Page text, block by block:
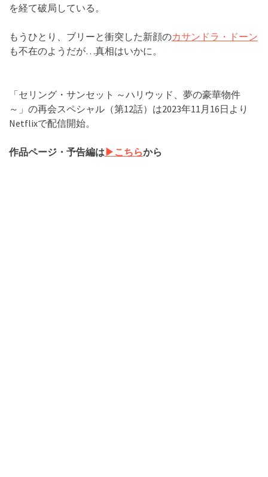
を経て破局している。
もうひとり、ブリーと衝突した新顔のカサンドラ・ドーン
も不在のようだが…真相はいかに。
「セリング・サンセット ～ハリウッド、夢の豪華物件
～」の再会スペシャル（第12話）は2023年11月16日より
Netflixで配信開始。
作品ページ・予告編は▶︎こちらから